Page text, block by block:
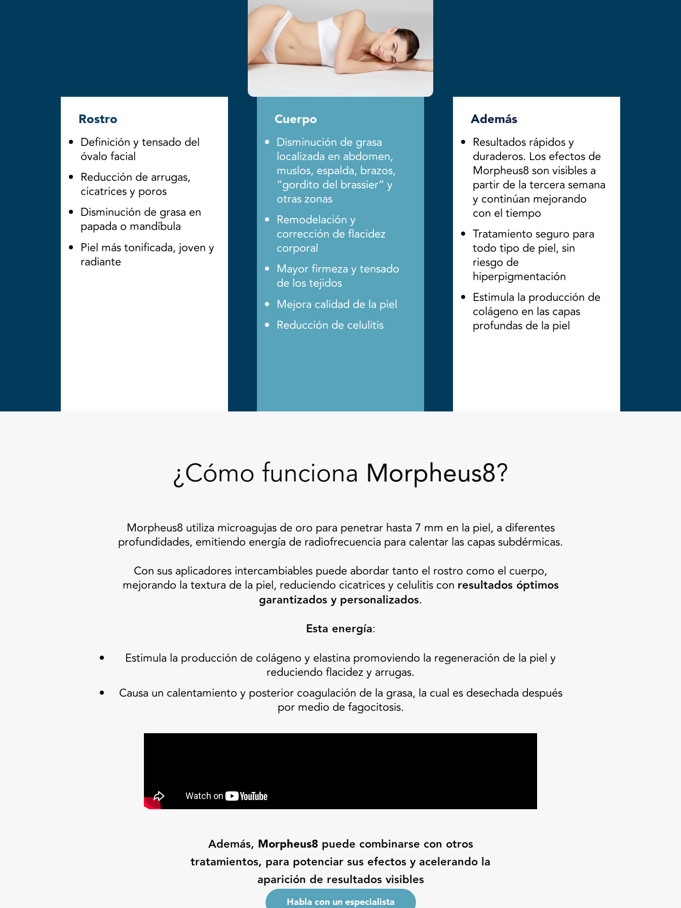
Rostro
Definición y tensado del
óvalo facial
Reducción de arrugas,
cicatrices y poros
Disminución de grasa en
papada o mandíbula
Piel más tonificada, joven y
radiante
Cuerpo
Disminución de grasa
localizada en abdomen,
muslos, espalda, brazos,
“gordito del brassier” y
otras zonas
Remodelación y
corrección de flacidez
corporal
Mayor firmeza y tensado
de los tejidos
Mejora calidad de la piel
Reducción de celulitis
Además
Resultados rápidos y
duraderos. Los efectos de
Morpheus8 son visibles a
partir de la tercera semana
y continúan mejorando
con el tiempo
Tratamiento seguro para
todo tipo de piel, sin
riesgo de
hiperpigmentación
Estimula la producción de
colágeno en las capas
profundas de la piel
¿Cómo funciona Morpheus8?
Morpheus8 utiliza microagujas de oro para penetrar hasta 7 mm en la piel, a diferentes
profundidades, emitiendo energía de radiofrecuencia para calentar las capas subdérmicas.
Con sus aplicadores intercambiables puede abordar tanto el rostro como el cuerpo,
mejorando la textura de la piel, reduciendo cicatrices y celulitis con resultados óptimos
garantizados y personalizados.
Esta energía:
Estimula la producción de colágeno y elastina promoviendo la regeneración de la piel y
reduciendo flacidez y arrugas.
Causa un calentamiento y posterior coagulación de la grasa, la cual es desechada después
por medio de fagocitosis.
Además, Morpheus8 puede combinarse con otros
tratamientos, para potenciar sus efectos y acelerando la
aparición de resultados visibles
Habla con un especialista